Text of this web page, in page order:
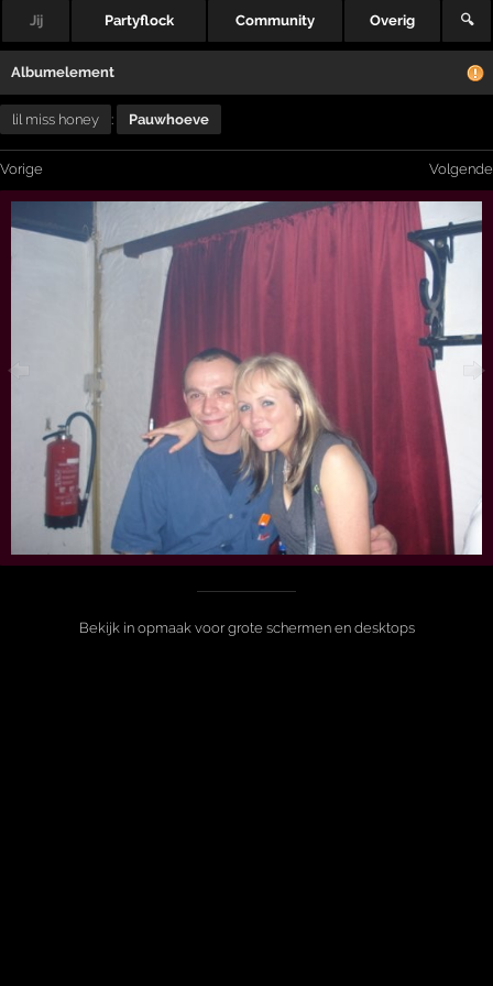
Jij Partyflock Community Overig 🔍
Albumelement
lil miss honey : Pauwhoeve
Vorige Volgende
Bekijk in opmaak voor grote schermen en desktops